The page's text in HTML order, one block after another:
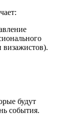
визажистов).
будут
события.